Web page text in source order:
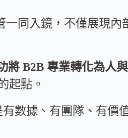
一同入鏡，不僅展現內
將 B2B 專業轉化為人
起點。
數據、有團隊、有價